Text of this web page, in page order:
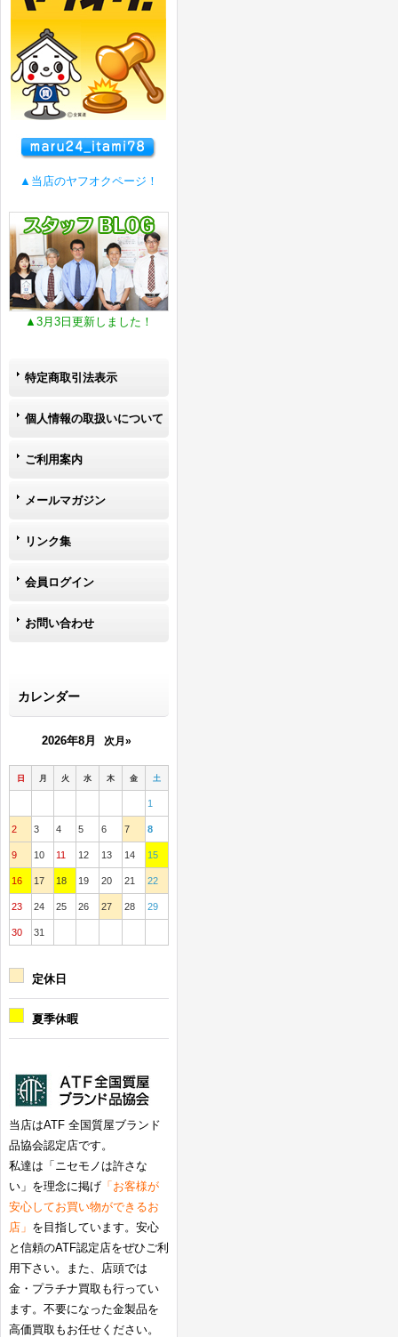
▲当店のヤフオクページ！
▲3月3日更新しました！
特定商取引法表示
個人情報の取扱いについて
ご利用案内
メールマガジン
リンク集
会員ログイン
お問い合わせ
カレンダー
2026年8月 次月»
日 月 火 水 木 金 土
1
2 3 4 5 6 7 8
9 10 11 12 13 14 15
16 17 18 19 20 21 22
23 24 25 26 27 28 29
30 31
定休日
夏季休暇
当店はATF 全国質屋ブランド
品協会認定店です。
私達は「ニセモノは許さな
い」を理念に掲げ 「お客様が
安心してお買い物ができるお
店」 を目指しています。安心
と信頼のATF認定店をぜひご利
用下さい。また、店頭では
金・プラチナ買取も行ってい
ます。不要になった金製品を
高価買取もお任せください。